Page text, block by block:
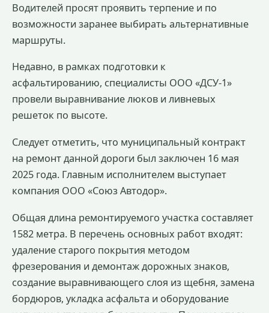
Водителей просят проявить терпение и по
возможности заранее выбирать альтернативные
маршруты.
Недавно, в рамках подготовки к
асфальтированию, специалисты ООО «ДСУ-1»
провели выравнивание люков и ливневых
решеток по высоте.
Следует отметить, что муниципальный контракт
на ремонт данной дороги был заключен 16 мая
2025 года. Главным исполнителем выступает
компания ООО «Союз Автодор».
Общая длина ремонтируемого участка составляет
1582 метра. В перечень основных работ входят:
удаление старого покрытия методом
фрезерования и демонтаж дорожных знаков,
создание выравнивающего слоя из щебня, замена
бордюров, укладка асфальта и оборудование